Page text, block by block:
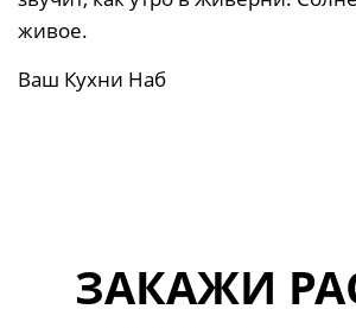
живое.
Ваш Кухни Наб
ЗАКАЖИ